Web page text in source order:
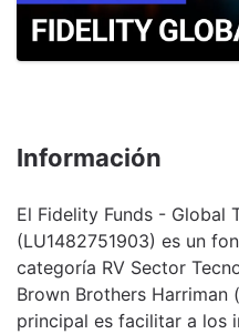
Información
El Fidelity Funds - Global
(LU1482751903) es un
categoría RV Sector
Brown Brothers Harriman
principal es facilitar a los